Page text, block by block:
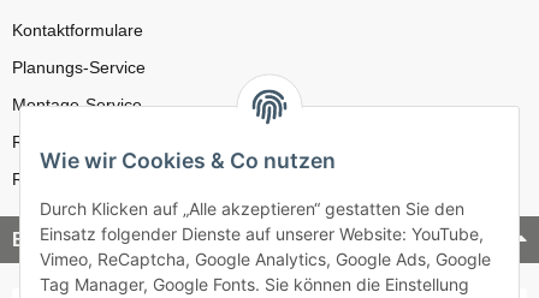
Kontaktformulare
Planungs-Service
Montage-Service
Reparatur-Service
Retouren-Service
Bezahlung & Versand
Wie wir Cookies & Co nutzen
Durch Klicken auf „Alle akzeptieren“ gestatten Sie den
Einsatz folgender Dienste auf unserer Website: YouTube,
Vimeo, ReCaptcha, Google Analytics, Google Ads, Google
Tag Manager, Google Fonts. Sie können die Einstellung